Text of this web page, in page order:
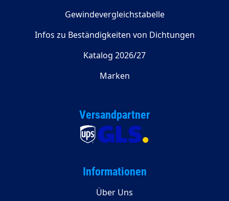
Gewindevergleichstabelle
Infos zu Beständigkeiten von Dichtungen
Katalog 2026/27
Marken
Versandpartner
Informationen
Über Uns